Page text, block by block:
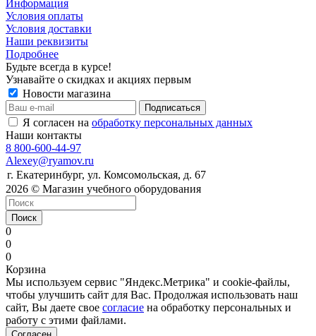
Информация
Условия оплаты
Условия доставки
Наши реквизиты
Подробнее
Будьте всегда в курсе!
Узнавайте о скидках и акциях первым
Новости магазина
Я согласен на обработку персональных данных
Наши контакты
8 800-600-44-97
Alexey@ryamov.ru
г. Екатеринбург, ул. Комсомольская, д. 67
2026 © Магазин учебного оборудования
Поиск
0
0
0
Корзина
Мы используем сервис "Яндекс.Метрика" и cookie-файлы,
чтобы улучшить сайт для Вас. Продолжая использовать наш
сайт, Вы даете свое согласие на обработку персональных и
работу с этими файлами.